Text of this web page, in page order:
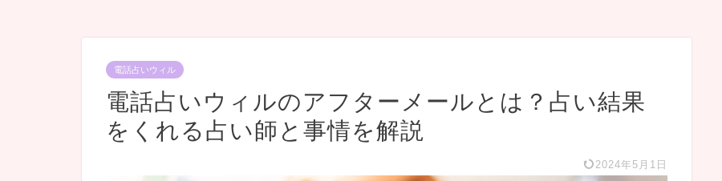
電話占いウィル
電話占いウィルのアフターメールとは？占い結果
をくれる占い師と事情を解説
2024年5月1日